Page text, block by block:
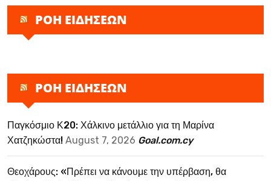
ΡΟΗ ΕΙΔΗΣΕΩΝ
ΡΟΗ ΕΙΔΗΣΕΩΝ
Παγκόσμιο Κ20: Χάλκινο μετάλλιο για τη Μαρίνα
Χατζηκώστα! August 7, 2026 Goal.com.cy
Θεοχάρους: «Πρέπει να κάνουμε την υπέρβαση, θα